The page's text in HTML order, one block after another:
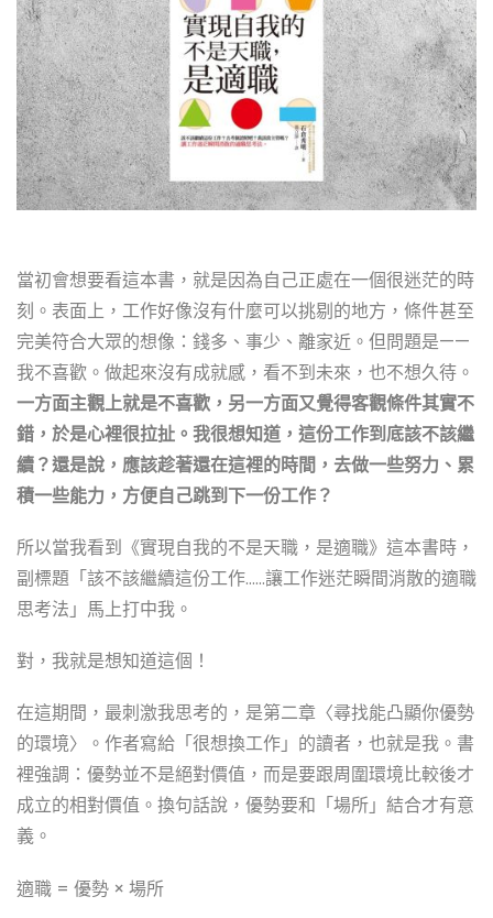
當初會想要看這本書，就是因為自己正處在一個很迷茫的時
刻。表面上，工作好像沒有什麼可以挑剔的地方，條件甚至
完美符合大眾的想像：錢多、事少、離家近。但問題是——
我不喜歡。做起來沒有成就感，看不到未來，也不想久待。
一方面主觀上就是不喜歡，另一方面又覺得客觀條件其實不
錯，於是心裡很拉扯。我很想知道，這份工作到底該不該繼
續？還是說，應該趁著還在這裡的時間，去做一些努力、累
積一些能力，方便自己跳到下一份工作？
所以當我看到《實現自我的不是天職，是適職》這本書時，
副標題「該不該繼續這份工作……讓工作迷茫瞬間消散的適職
思考法」馬上打中我。
對，我就是想知道這個！
在這期間，最刺激我思考的，是第二章〈尋找能凸顯你優勢
的環境〉。作者寫給「很想換工作」的讀者，也就是我。書
裡強調：優勢並不是絕對價值，而是要跟周圍環境比較後才
成立的相對價值。換句話說，優勢要和「場所」結合才有意
義。
適職 = 優勢 × 場所